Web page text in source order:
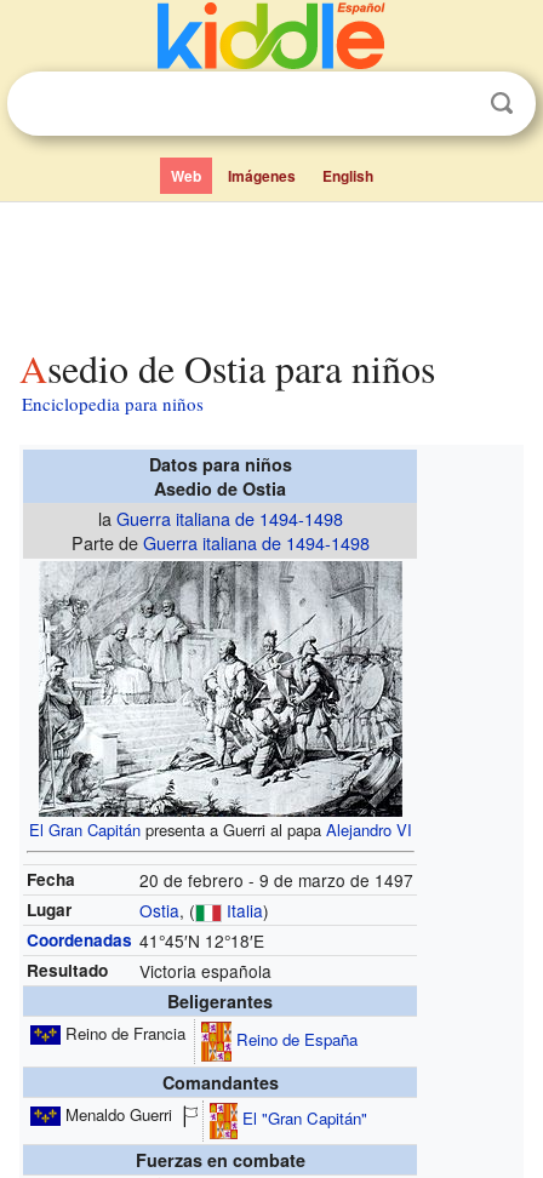
Web Imágenes English
Asedio de Ostia para niños
Enciclopedia para niños
Datos para niños
Asedio de Ostia
la Guerra italiana de 1494-1498
Parte deGuerra italiana de 1494-1498
El Gran Capitánpresenta a Guerri al papa Alejandro VI
Fecha 20 de febrero - 9 de marzo de 1497
Lugar Ostia, ( Italia)
Coordenadas 41°45′N 12°18′E
Resultado
Victoria española
Beligerantes
Reino de Francia Reino de España
Comandantes
Menaldo Guerri El "Gran Capitán"
Fuerzas en combate